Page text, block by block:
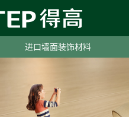
进口墙面装饰材料